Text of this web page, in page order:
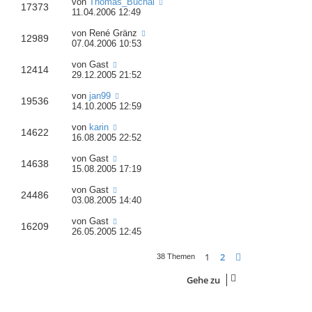
17373
11.04.2006 12:49
12989 von René Gränz
07.04.2006 10:53
12414 von Gast
29.12.2005 21:52
19536 von jan99
14.10.2005 12:59
14622 von karin
16.08.2005 22:52
14638 von Gast
15.08.2005 17:19
24486 von Gast
03.08.2005 14:40
16209 von Gast
26.05.2005 12:45
38 Themen 1 2
Gehe zu